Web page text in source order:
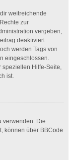
weitreichende
zur
vergeben,
deaktiviert
werden Tags von
eingeschlossen.
Hilfe-Seite,
ist.
verwenden. Die
können über BBCode